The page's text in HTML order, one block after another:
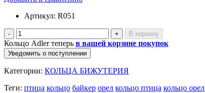
Артикул: R051
- +
Кольцо Adler теперь в вашей корзине покупок
Уведомить о поступлении
Категории: КОЛЬЦА БИЖУТЕРИЯ
Теги: птица кольцо байкер орел кольцо птица кольцо орел